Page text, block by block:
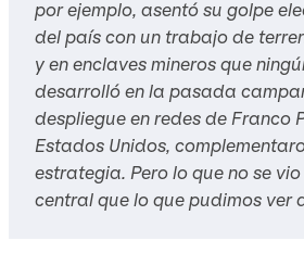
por ejemplo, asentó su golpe
del país con un trabajo de
y en enclaves mineros que
desarrolló en la pasada
despliegue en redes de Franco
Estados Unidos,
estrategia. Pero lo que no se
central que lo que pudimos ver